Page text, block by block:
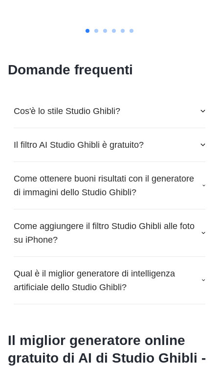
Domande frequenti
Cos'è lo stile Studio Ghibli?
Il filtro AI Studio Ghibli è gratuito?
Come ottenere buoni risultati con il generatore
di immagini dello Studio Ghibli?
Come aggiungere il filtro Studio Ghibli alle foto
su iPhone?
Qual è il miglior generatore di intelligenza
artificiale dello Studio Ghibli?
Il miglior generatore online
gratuito di AI di Studio Ghibli -